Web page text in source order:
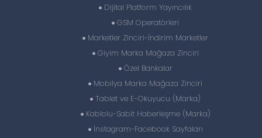
Dijital Platform Yayıncılık
GSM Operatörleri
Marketler Zinciri-İndirim Marketler
Giyim Marka Mağaza Zinciri
Özel Bankalar
Mobilya Marka Mağaza Zinciri
Tablet ve E-Okuyucu (Marka)
Kablolu-Sabit Haberleşme (Marka)
İnstagram-Facebook Sayfaları